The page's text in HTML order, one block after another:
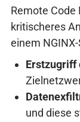
Remote Code
kritischeres
einem
Erstzugriff
und diese